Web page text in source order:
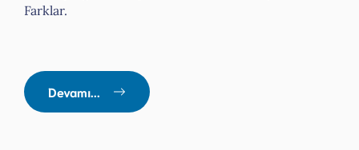
Farklar.
Devamı...